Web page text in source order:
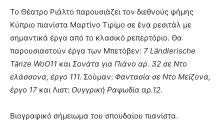
Το Θέατρο Ριάλτο παρουσιάζει τον διεθνούς φήμης
Κύπριο πιανίστα Μαρτίνο Τιρίμο σε ένα ρεσιτάλ με
σημαντικά έργα από το κλασικό ρεπερτόριο. Θα
παρουσιαστούν έργα των Μπετόβεν: 7 Ländlerische
Tänze WoO11 και Σονάτα για Πιάνο αρ. 32 σε Ντο
ελάσσονα, έργο 111. Σούμαν: Φαντασία σε Ντο Μείζονα,
έργο 17 και Λιστ: Ουγγρική Ραψωδία αρ.12.
Βιογραφικό σήμειωμα του σπουδαίου πιανίστα.